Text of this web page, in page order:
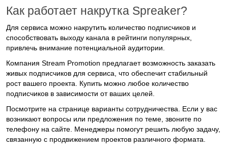
Как работает накрутка Spreaker?
Для сервиса можно накрутить количество подписчиков и
способствовать выходу канала в рейтинги популярных,
привлечь внимание потенциальной аудитории.
Компания Stream Promotion предлагает возможность заказать
живых подписчиков для сервиса, что обеспечит стабильный
рост вашего проекта. Купить можно любое количество
подписчиков в зависимости от ваших целей.
Посмотрите на странице варианты сотрудничества. Если у вас
возникают вопросы или предложения по теме, звоните по
телефону на сайте. Менеджеры помогут решить любую задачу,
связанную с продвижением проектов различного формата.